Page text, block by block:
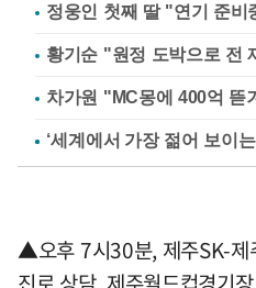
정웅인 첫째 딸 "연기 준비
황기순 "원정 도박으로 전
▲오후 7시30분, 제주SK-제